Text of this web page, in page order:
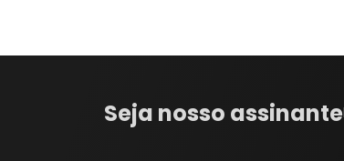
Seja nosso assinante